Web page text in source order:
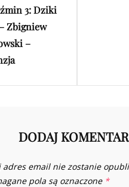
3: Dziki
Zbigniew
–
DODAJ
adres email nie zostanie
pola są oznaczone *